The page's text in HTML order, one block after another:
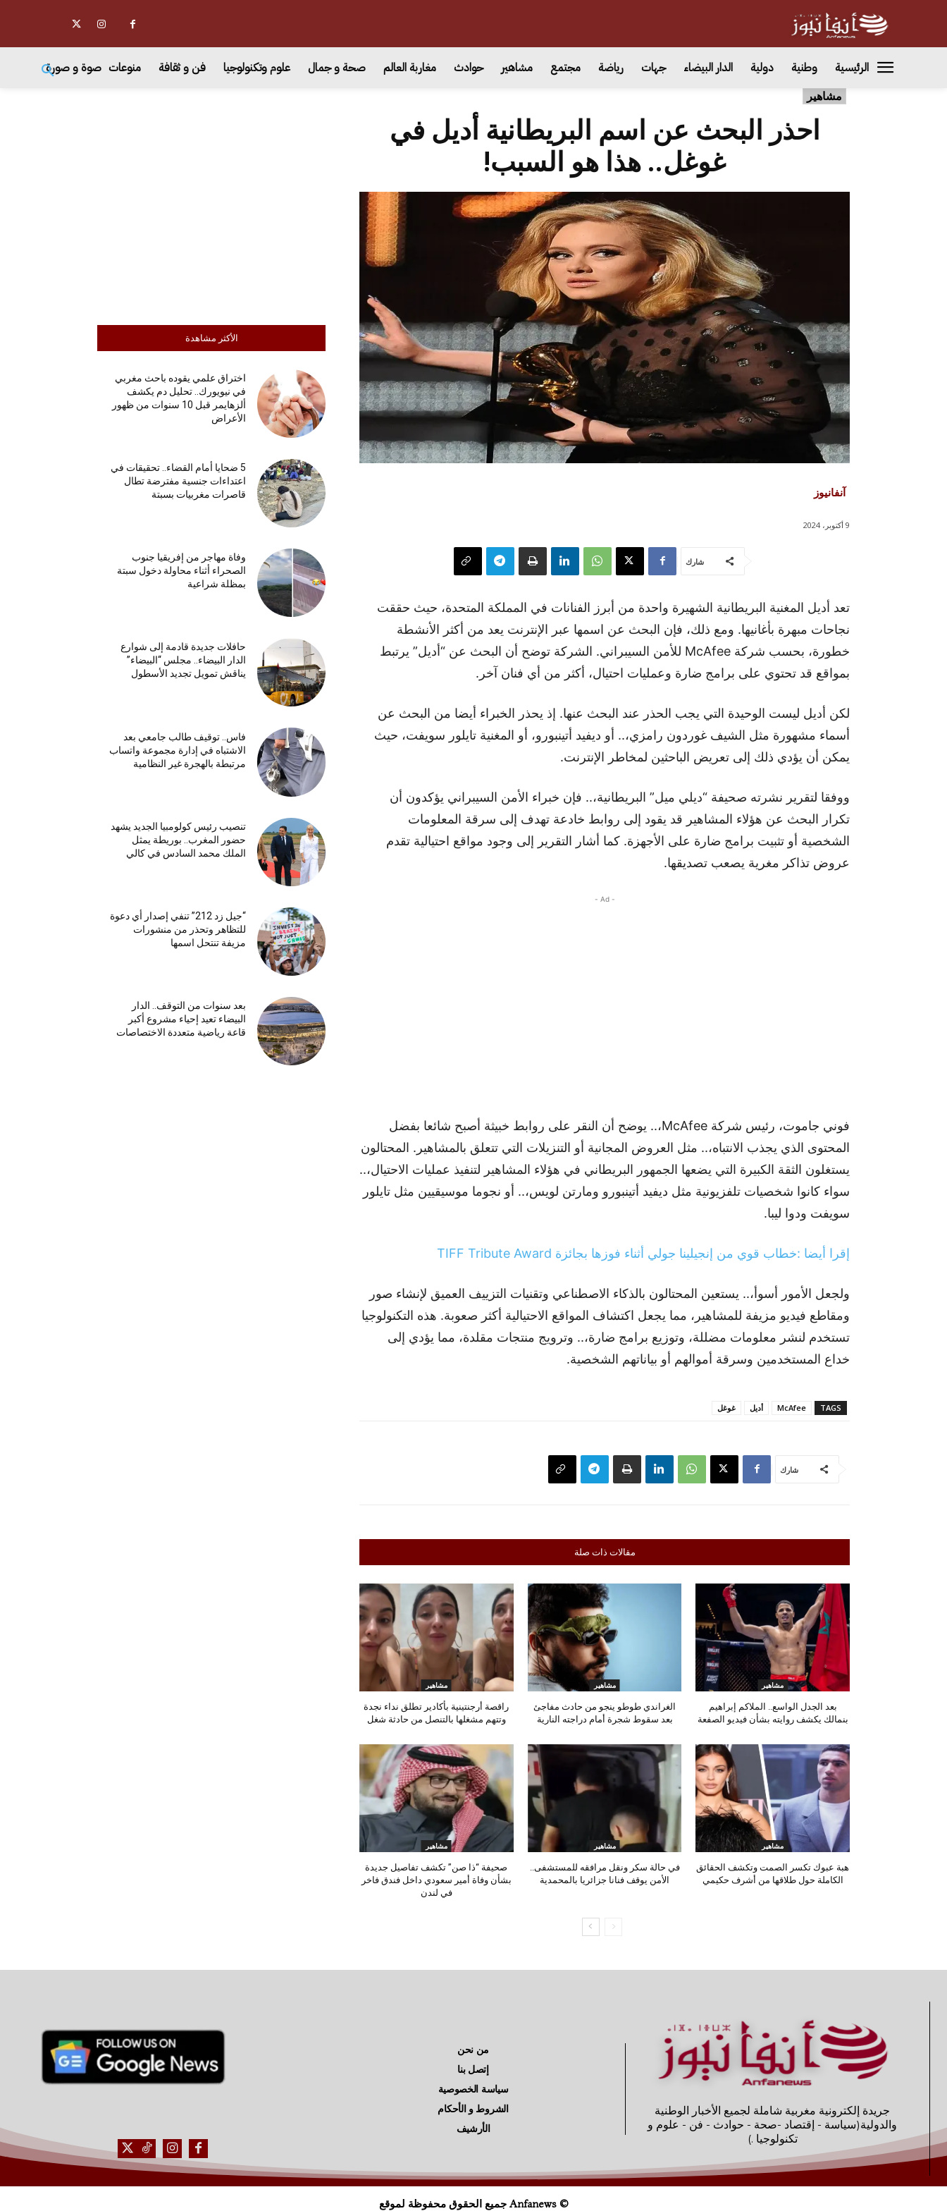
الرئيسية وطنية دولية الدار البيضاء جهات رياضة مجتمع مشاهير حوادث مغاربة العالم صحة و جمال علوم وتكنولوجيا فن و ثقافة منوعات صوة و صورة
مشاهير
الأكثر مشاهدة
اختراق علمي يقوده باحث مغربي
في نيويورك.. تحليل دم يكشف
ألزهايمر قبل 10 سنوات من ظهور
الأعراض
5 ضحايا أمام القضاء.. تحقيقات في
اعتداءات جنسية مفترضة تطال
قاصرات مغربيات بسبتة
وفاة مهاجر من إفريقيا جنوب
الصحراء أثناء محاولة دخول سبتة
بمظلة شراعية
حافلات جديدة قادمة إلى شوارع
الدار البيضاء.. مجلس “البيضاء”
يناقش تمويل تجديد الأسطول
فاس.. توقيف طالب جامعي بعد
الاشتباه في إدارة مجموعة واتساب
مرتبطة بالهجرة غير النظامية
تنصيب رئيس كولومبيا الجديد يشهد
حضور المغرب.. بوريطة يمثل
الملك محمد السادس في كالي
“جيل زد 212” تنفي إصدار أي دعوة
للتظاهر وتحذر من منشورات
مزيفة تنتحل اسمها
بعد سنوات من التوقف.. الدار
البيضاء تعيد إحياء مشروع أكبر
قاعة رياضية متعددة الاختصاصات
احذر البحث عن اسم البريطانية أديل في
غوغل.. هذا هو السبب!
آنفانيوز
9 أكتوبر، 2024
شارك
تعد أديل المغنية البريطانية الشهيرة واحدة من أبرز الفنانات في المملكة المتحدة، حيث حققت
نجاحات مبهرة بأغانيها. ومع ذلك، فإن البحث عن اسمها عبر الإنترنت يعد من أكثر الأنشطة
خطورة، بحسب شركة McAfee للأمن السيبراني. الشركة توضح أن البحث عن “أديل” يرتبط
بمواقع قد تحتوي على برامج ضارة وعمليات احتيال، أكثر من أي فنان آخر.
لكن أديل ليست الوحيدة التي يجب الحذر عند البحث عنها. إذ يحذر الخبراء أيضا من البحث عن
أسماء مشهورة مثل الشيف غوردون رامزي،.. أو ديفيد أتينبورو، أو المغنية تايلور سويفت، حيث
يمكن أن يؤدي ذلك إلى تعريض الباحثين لمخاطر الإنترنت.
ووفقا لتقرير نشرته صحيفة “ديلي ميل” البريطانية،.. فإن خبراء الأمن السيبراني يؤكدون أن
تكرار البحث عن هؤلاء المشاهير قد يقود إلى روابط خادعة تهدف إلى سرقة المعلومات
الشخصية أو تثبيت برامج ضارة على الأجهزة. كما أشار التقرير إلى وجود مواقع احتيالية تقدم
عروض تذاكر مغرية يصعب تصديقها.
- Ad -
فوني جاموت، رئيس شركة McAfee،.. يوضح أن النقر على روابط خبيثة أصبح شائعا بفضل
المحتوى الذي يجذب الانتباه،.. مثل العروض المجانية أو التنزيلات التي تتعلق بالمشاهير. المحتالون
يستغلون الثقة الكبيرة التي يضعها الجمهور البريطاني في هؤلاء المشاهير لتنفيذ عمليات الاحتيال،..
سواء كانوا شخصيات تلفزيونية مثل ديفيد أتينبورو ومارتن لويس،.. أو نجوما موسيقيين مثل تايلور
سويفت ودوا ليبا.
إقرا أيضا :خطاب قوي من إنجيلينا جولي أثناء فوزها بجائزة TIFF Tribute Award
ولجعل الأمور أسوأ،.. يستعين المحتالون بالذكاء الاصطناعي وتقنيات التزييف العميق لإنشاء صور
ومقاطع فيديو مزيفة للمشاهير، مما يجعل اكتشاف المواقع الاحتيالية أكثر صعوبة. هذه التكنولوجيا
تستخدم لنشر معلومات مضللة، وتوزيع برامج ضارة،.. وترويج منتجات مقلدة، مما يؤدي إلى
خداع المستخدمين وسرقة أموالهم أو بياناتهم الشخصية.
TAGS
McAfee أديل غوغل
شارك
مقالات ذات صلة
مشاهير
بعد الجدل الواسع.. الملاكم إبراهيم
بنمالك يكشف روايته بشأن فيديو الصفعة
مشاهير
الغراندي طوطو ينجو من حادث مفاجئ
بعد سقوط شجرة أمام دراجته النارية
مشاهير
راقصة أرجنتينية بأكادير تطلق نداء نجدة
وتتهم مشغلها بالتنصل من حادثة شغل
مشاهير
هبة عبوك تكسر الصمت وتكشف الحقائق
الكاملة حول طلاقها من أشرف حكيمي
مشاهير
في حالة سكر ونقل مرافقه للمستشفى..
الأمن يوقف فنانا جزائريا بالمحمدية
مشاهير
صحيفة “ذا صن” تكشف تفاصيل جديدة
بشأن وفاة أمير سعودي داخل فندق فاخر
في لندن
جريدة إلكترونية مغربية شاملة لجميع الأخبار الوطنية
والدولية(سياسة - إقتصاد -صحة - حوادث - فن - علوم و
تكنولوجيا .)
من نحن
إتصل بنا
سياسة الخصوصية
الشروط و الأحكام
الأرشيف
© Anfanews جميع الحقوق محفوظة لموقع